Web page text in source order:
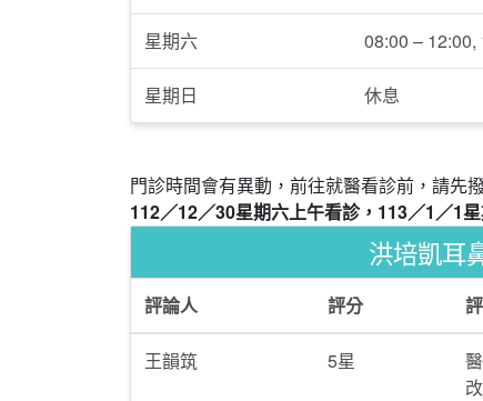
星期六 08:00 – 12:00,
星期日 休息
門診時間會有異動，前往就醫看診前，請先
112／12／30星期六上午看診，113／1／1
洪培凱耳
評論人 評分
王韻筑 5星